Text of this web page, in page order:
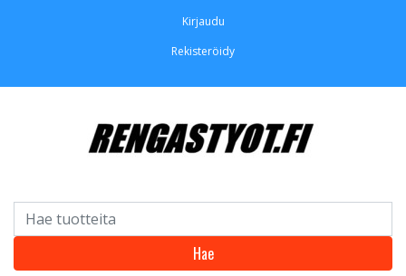
Kirjaudu
Rekisteröidy
Hae